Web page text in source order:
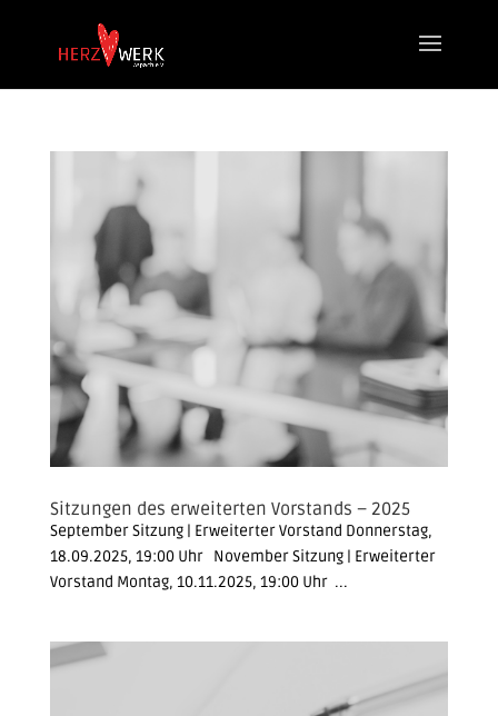
Sitzungen des erweiterten Vorstands – 2025
September Sitzung | Erweiterter Vorstand Donnerstag,
18.09.2025, 19:00 Uhr November Sitzung | Erweiterter
Vorstand Montag, 10.11.2025, 19:00 Uhr ...